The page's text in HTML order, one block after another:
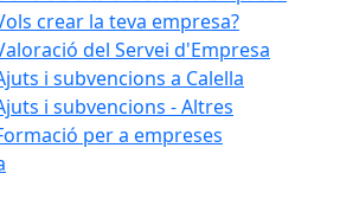
crear la teva empresa?
del Servei d'Empresa
i subvencions a Calella
i subvencions - Altres
per a empreses